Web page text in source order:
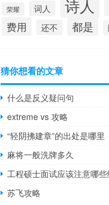
荣耀 词人 诗人
费用 还不 都是
猜你想看的文章
什么是反义疑问句
extreme vs 攻略
“轻阴拂建章”的出处是哪里
麻将一般洗牌多久
工程硕士面试应该注意哪
苏飞攻略